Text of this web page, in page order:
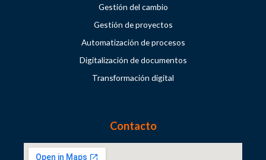
Gestión del cambio
Gestión de proyectos
Automatización de procesos
Digitalización de documentos
Transformación digital
Contacto